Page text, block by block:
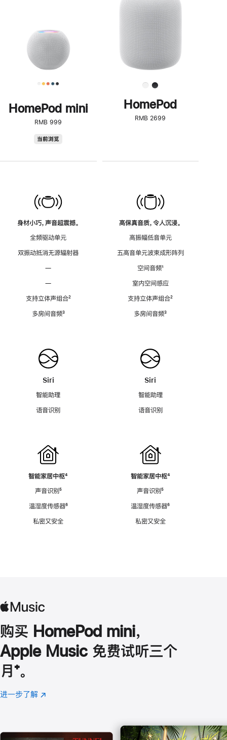
HomePod mini
RMB 999
当前浏览
身材小巧，声音超震撼。
全频驱动单元
双振动抵消无源辐射器
—
—
支持立体声组合脚
²
多房间音频脚
³
Siri
智能助理
语音识别
智能家居中枢脚
⁴
声音识别脚
⁵
温湿度传感器脚
⁶
私密又安全
了
解
HomePod<
HomePod
RMB 2699
高保真音质，令人沉浸。
高振幅低音单元
五高音单元波束成形阵列
空间音频脚
¹
室内空间感应
支持立体声组合脚
²
多房间音频脚
³
Siri
智能助理
语音识别
智能家居中枢脚
⁴
声音识别脚
⁵
温湿度传感器脚
⁶
私密又安全
购买 HomePod mini，
Apple Music 免费试听三个
月 脚
注
⁺。
进一步了解 Apple
(在
口